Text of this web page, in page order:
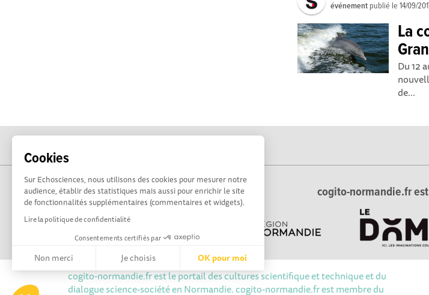
Cookies
Sur Echosciences, nous utilisons des cookies pour mesurer notre
audience, établir des statistiques mais aussi pour enrichir le site
de fonctionnalités supplémentaires (commentaires et widgets).
Lire la politique de confidentialité
Consentements certifiés par
Non merci Je choisis OK pour moi
Axeptio consent
Plateforme de Gestion du Consentement : Personnalisez vos Options
événement publié le14/09/
La
Du 12
de...
cogito-normandie.fr
cogito-normandie.fr est le portail des cultures scientifique et technique et du
dialogue science-société en Normandie. cogito-normandie.fr est membre du